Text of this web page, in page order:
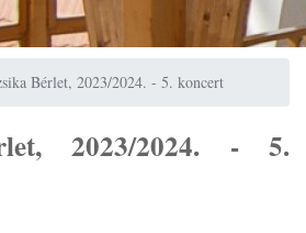
Bérlet, 2023/2024. - 5. koncert
2023/2024. - 5.